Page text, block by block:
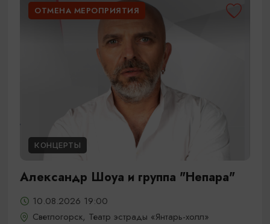
ОТМЕНА МЕРОПРИЯТИЯ
КОНЦЕРТЫ
Александр Шоуа и группа "Непара"
10.08.2026 19:00
Светлогорск, Театр эстрады «Янтарь-холл»